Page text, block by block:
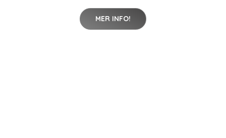
MER INFO!